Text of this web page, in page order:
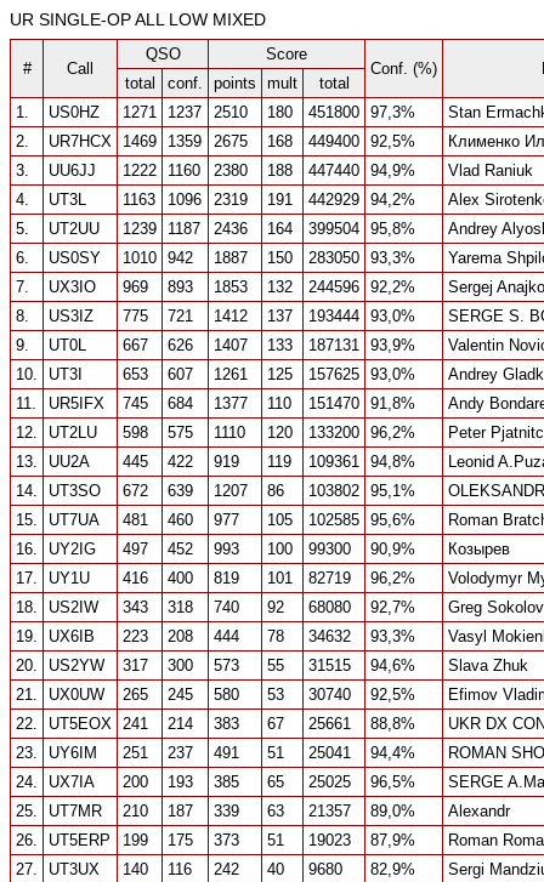
UR SINGLE-OP ALL LOW MIXED
# Call
QSO
Score
Conf. (%)
total
conf. points mult
total
1.
US0HZ 1271 1237 2510 180 451800 97,3%
Stan
2.
UR7HCX 1469 1359 2675 168 449400 92,5%
Клименко
3.
UU6JJ 1222 1160 2380 188 447440 94,9%
Vlad Raniuk
4.
UT3L 1163 1096 2319 191 442929 94,2%
Alex
5.
UT2UU 1239 1187 2436 164 399504 95,8%
Andrey
6.
US0SY 1010 942 1887 150 283050 93,3%
Yarema
7.
UX3IO 969 893 1853 132 244596 92,2%
Sergej Anajko
8.
US3IZ 775 721 1412 137 193444 93,0%
SERGE S.
9.
UT0L 667 626 1407 133 187131 93,9%
Valentin
10.
UT3I 653 607 1261 125 157625 93,0%
Andrey
11.
UR5IFX 745 684 1377 110 151470 91,8%
Andy
12.
UT2LU 598 575 1110 120 133200 96,2%
Peter
13.
UU2A 445 422 919 119 109361 94,8%
Leonid
14.
UT3SO 672 639 1207 86 103802 95,1%
15.
UT7UA 481 460 977 105 102585 95,6%
Roman
16.
UY2IG 497 452 993 100 99300 90,9%
Козырев
17.
UY1U 416 400 819 101 82719 96,2%
Volodymyr
18.
US2IW 343 318 740 92 68080 92,7%
Greg
19.
UX6IB 223 208 444 78 34632 93,3%
Vasyl
20.
US2YW 317 300 573 55 31515 94,6%
Slava Zhuk
21.
UX0UW 265 245 580 53 30740 92,5%
Efimov
22.
UT5EOX 241 214 383 67 25661 88,8%
UKR DX
23.
UY6IM 251 237 491 51 25041 94,4%
ROMAN
24.
UX7IA 200 193 385 65 25025 96,5%
SERGE
25.
UT7MR 210 187 339 63 21357 89,0%
Alexandr
26.
UT5ERP 199 175 373 51 19023 87,9%
Roman
27.
UT3UX 140 116 242 40 9680 82,9%
Sergi